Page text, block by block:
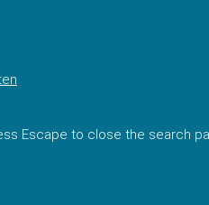
Escape to close the search